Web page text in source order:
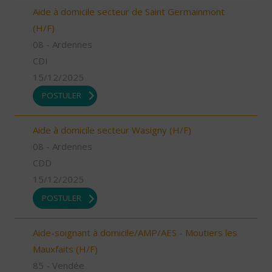
Aide à domicile secteur de Saint Germainmont
(H/F)
08 - Ardennes
CDI
15/12/2025
POSTULER
Aide à domicile secteur Wasigny (H/F)
08 - Ardennes
CDD
15/12/2025
POSTULER
Aide-soignant à domicile/AMP/AES - Moutiers les
Mauxfaits (H/F)
85 - Vendée